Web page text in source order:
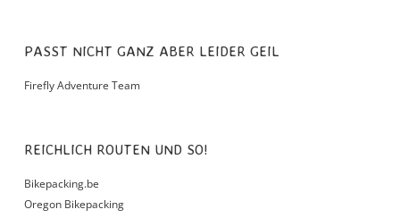
PASST NICHT GANZ ABER LEIDER GEIL
Firefly Adventure Team
REICHLICH ROUTEN UND SO!
Bikepacking.be
Oregon Bikepacking